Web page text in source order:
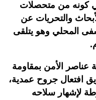
في كونه من متحصلات
والتحريات عن
المحلي وهو يتلقى
عناصر الأمن بمقاومة
افتعال جروح عمدية،
لإشهار سلاحه